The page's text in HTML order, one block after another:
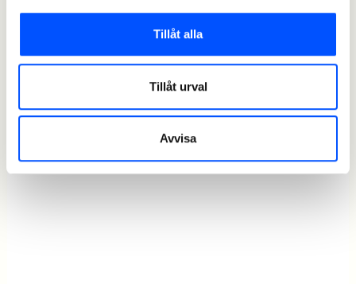
Tillåt alla
Tillåt urval
Avvisa